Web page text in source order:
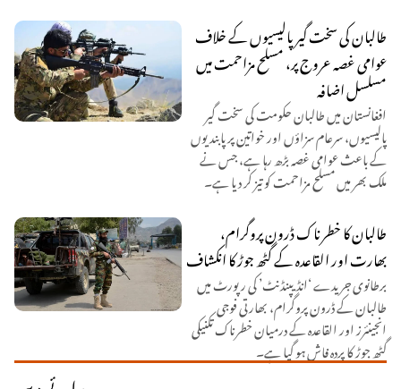
طالبان کی سخت گیر پالیسیوں کے خلاف
عوامی غصہ عروج پر، مسلح مزاحمت میں
مسلسل اضافہ
افغانستان میں طالبان حکومت کی سخت گیر
پالیسیوں، سرعام سزاؤں اور خواتین پر پابندیوں
کے باعث عوامی غصہ بڑھ رہا ہے، جس نے
ملک بھر میں مسلح مزاحمت کو تیز کر دیا ہے۔
طالبان کا خطرناک ڈرون پروگرام،
بھارت اور القاعدہ کے گٹھ جوڑ کا انکشاف
برطانوی جریدے ‘انڈیپنڈنٹ’ کی رپورٹ میں
طالبان کے ڈرون پروگرام، بھارتی فوجی
انجینئرز اور القاعدہ کے درمیان خطرناک تکنیکی
گٹھ جوڑ کا پردہ فاش ہو گیا ہے۔